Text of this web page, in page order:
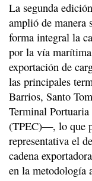
La segunda
amplió de manera
forma integral la
por la vía
exportación de
las principales
Barrios, Santo
Terminal Portuaria
(TPEC)—, lo que
representativa el
cadena
en la metodología